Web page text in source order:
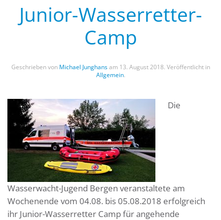
Junior-Wasserretter-
Camp
Geschrieben von Michael Junghansam 13. August 2018. Veröffentlicht in
Allgemein.
Die
Wasserwacht-Jugend Bergen veranstaltete am
Wochenende vom 04.08. bis 05.08.2018 erfolgreich
ihr Junior-Wasserretter Camp für angehende